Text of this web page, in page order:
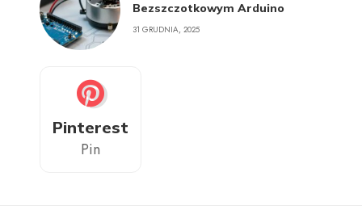
Bezszczotkowym Arduino
31 GRUDNIA, 2025
Pinterest
Pin